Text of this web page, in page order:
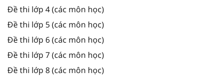
Đề thi lớp 4 (các môn học)
Đề thi lớp 5 (các môn học)
Đề thi lớp 6 (các môn học)
Đề thi lớp 7 (các môn học)
Đề thi lớp 8 (các môn học)